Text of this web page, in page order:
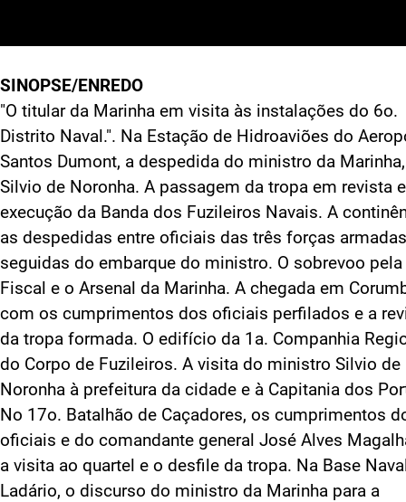
SINOPSE/ENREDO
"O titular da Marinha em visita às instalações do 6o.
Distrito Naval.". Na Estação de Hidroaviões do
Santos Dumont, a despedida do ministro da Marinha,
Silvio de Noronha. A passagem da tropa em revista
execução da Banda dos Fuzileiros Navais. A
as despedidas entre oficiais das três forças
seguidas do embarque do ministro. O sobrevoo pela
Fiscal e o Arsenal da Marinha. A chegada em
com os cumprimentos dos oficiais perfilados e a
da tropa formada. O edifício da 1a. Companhia
do Corpo de Fuzileiros. A visita do ministro Silvio de
Noronha à prefeitura da cidade e à Capitania dos
No 17o. Batalhão de Caçadores, os cumprimentos
oficiais e do comandante general José Alves
a visita ao quartel e o desfile da tropa. Na Base
Ladário, o discurso do ministro da Marinha para a